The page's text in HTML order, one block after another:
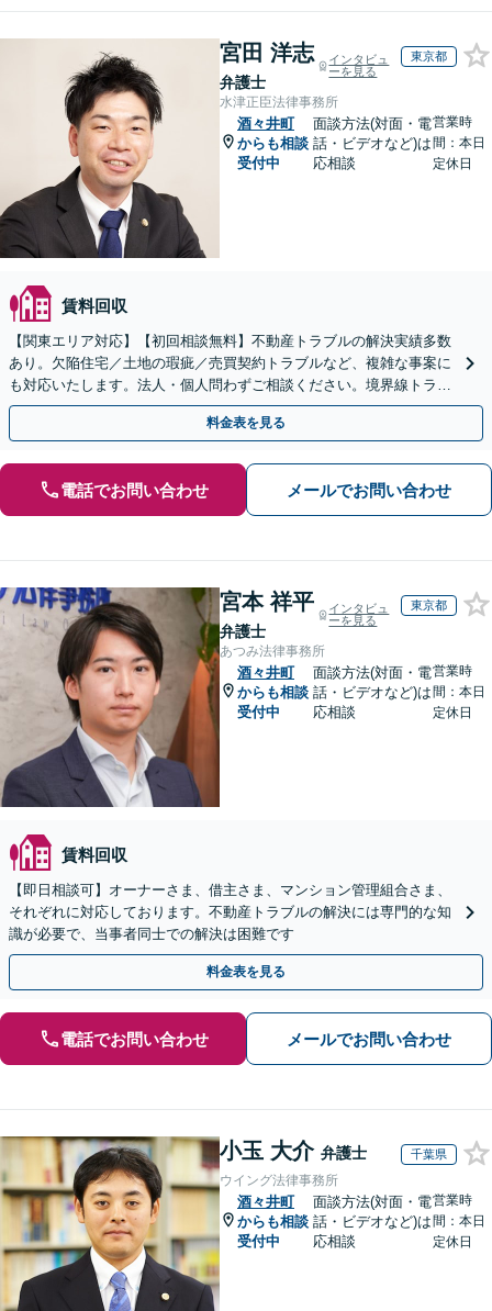
宮田 洋志
弁護士
インタビュ
ーを見る
東京都
水津正臣法律事務所
酒々井町
からも相談
受付中
面談方法(対面・電
話・ビデオなど)は
応相談
営業時
間：本日
定休日
賃料回収
【関東エリア対応】【初回相談無料】不動産トラブルの解決実績多数
あり。欠陥住宅／土地の瑕疵／売買契約トラブルなど、複雑な事案に
も対応いたします。法人・個人問わずご相談ください。境界線トラブ
ルも多くの対応実績あり。【電話相談・Web面談可】
料金表を見る
電話でお問い合わせ メールでお問い合わせ
宮本 祥平
弁護士
インタビュ
ーを見る
東京都
あつみ法律事務所
酒々井町
からも相談
受付中
面談方法(対面・電
話・ビデオなど)は
応相談
営業時
間：本日
定休日
賃料回収
【即日相談可】オーナーさま、借主さま、マンション管理組合さま、
それぞれに対応しております。不動産トラブルの解決には専門的な知
識が必要で、当事者同士での解決は困難です
料金表を見る
電話でお問い合わせ メールでお問い合わせ
小玉 大介 弁護士 千葉県
ウイング法律事務所
酒々井町
からも相談
受付中
面談方法(対面・電
話・ビデオなど)は
応相談
営業時
間：本日
定休日